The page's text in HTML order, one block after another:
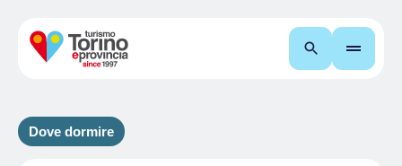
Cerca
Dove dormire